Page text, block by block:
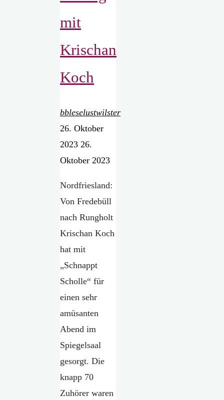
mit
Krischan
Koch
bbleselustwilster
26. Oktober
2023 26.
Oktober 2023
Nordfriesland:
Von Fredebüll
nach Rungholt
Krischan Koch
hat mit
„Schnappt
Scholle“ für
einen sehr
amüsanten
Abend im
Spiegelsaal
gesorgt. Die
knapp 70
Zuhörer waren